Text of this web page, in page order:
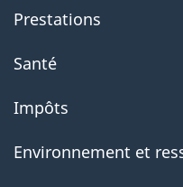
Prestations
Santé
Impôts
Environnement et